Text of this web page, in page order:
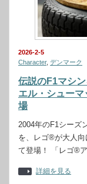
2026-2-5
Character, デンマーク
伝説のF1マシ
エル・シュー
場
2004年のF1シーズ
を、レゴ®が大人
て登場！ 「レゴ®
詳細を見る